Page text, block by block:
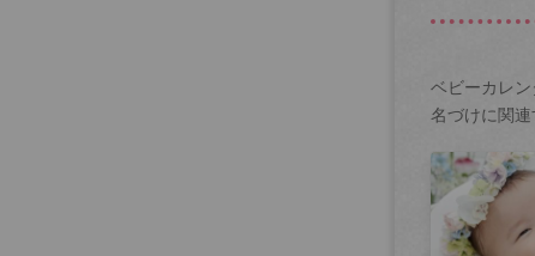
ベビーカレ
名づけに関連